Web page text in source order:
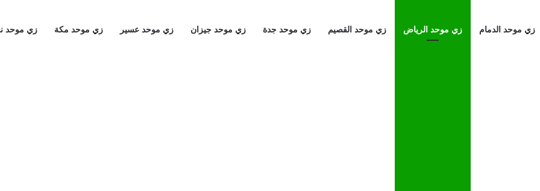
زي موحد الدمام زي موحد الرياض زي موحد القصيم زي موحد جدة زي موحد جيزان زي موحد عسير زي موحد مكة زي موحد